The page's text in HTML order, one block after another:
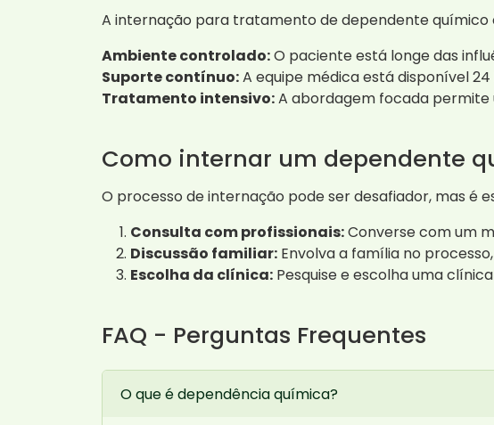
A internação para tratamento de dependente químico
Ambiente controlado:O paciente está longe das
Suporte contínuo:A equipe médica está disponível
Tratamento intensivo:A abordagem focada permite
Como internar um dependente
O processo de internação pode ser desafiador, mas é
Consulta com profissionais:Converse com um
Discussão familiar: Envolva a família no
Escolha da clínica: Pesquise e escolha uma
FAQ - Perguntas Frequentes
O que é dependência química?